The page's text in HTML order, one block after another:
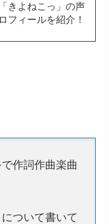
きよねこっ」の声
フィールを紹介！
作詞作曲楽曲
ついて書いて